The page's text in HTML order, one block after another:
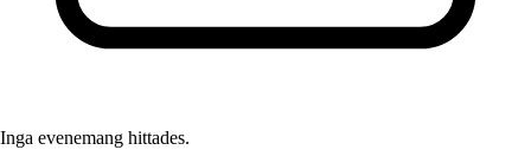
Inga evenemang hittades.